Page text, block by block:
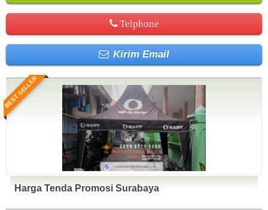
Telphone
Kirim Email
BEST SELLER
Harga Tenda Promosi Surabaya